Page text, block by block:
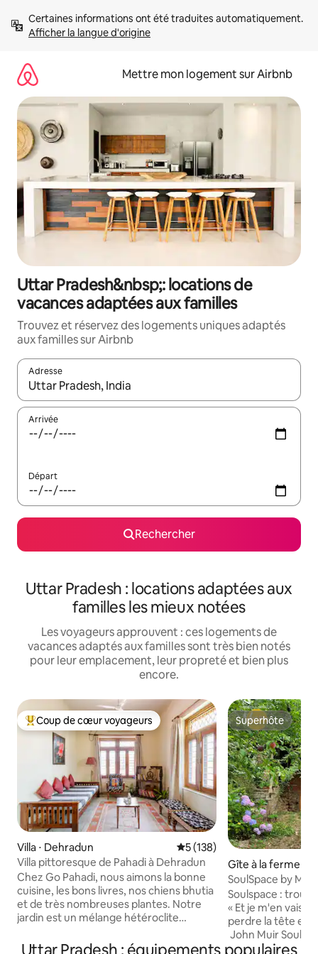
directement
Afficher la langue d'origine
Mettre mon logement sur Airbnb
Uttar Pradesh&nbsp;: locations de
vacances adaptées aux familles
Trouvez et réservez des logements uniques adaptés
aux familles sur Airbnb
Adresse
Lorsque les résultats s'affichent, utilisez les flèches vers le
Arrivée
Départ
Rechercher
Uttar Pradesh : locations adaptées aux
familles les mieux notées
Les voyageurs approuvent : ces logements de
vacances adaptés aux familles sont très bien notés
pour leur emplacement, leur propreté et bien plus
encore.
Coups de cœur voyageurs les plus appréciés
Coup de cœur voyageurs
Villa ⋅ Dehradun Évaluation moyenne sur la
5 (138)
Villa pittoresque de Pahadi à Dehradun
Chez Go Pahadi, nous aimons la bonne
cuisine, les bons livres, nos chiens bhutia
et de très nombreuses plantes. Notre
jardin est un mélange hétéroclite
légumes et d'arbres fruitiers, et nous
Superhôte
Superhôte
Gîte à la ferme ⋅
SoulSpace by
ouvert rustique
Soulspace :
« Et je m'en vais
perdre la tête et
John Muir SoulSpace est un studio
ouvert de 900